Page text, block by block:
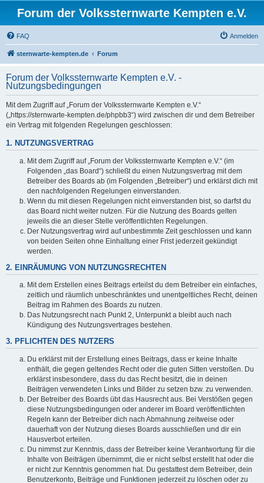
Forum der Volkssternwarte Kempten e.V.
FAQ Anmelden
sternwarte-kempten.de Forum
Forum der Volkssternwarte Kempten e.V. -
Nutzungsbedingungen
Mit dem Zugriff auf „Forum der Volkssternwarte Kempten e.V.“
(„https://sternwarte-kempten.de/phpbb3“) wird zwischen dir und dem Betreiber
ein Vertrag mit folgenden Regelungen geschlossen:
1. NUTZUNGSVERTRAG
Mit dem Zugriff auf „Forum der Volkssternwarte Kempten e.V.“ (im
Folgenden „das Board“) schließt du einen Nutzungsvertrag mit dem
Betreiber des Boards ab (im Folgenden „Betreiber“) und erklärst dich mit
den nachfolgenden Regelungen einverstanden.
Wenn du mit diesen Regelungen nicht einverstanden bist, so darfst du
das Board nicht weiter nutzen. Für die Nutzung des Boards gelten
jeweils die an dieser Stelle veröffentlichten Regelungen.
Der Nutzungsvertrag wird auf unbestimmte Zeit geschlossen und kann
von beiden Seiten ohne Einhaltung einer Frist jederzeit gekündigt
werden.
2. EINRÄUMUNG VON NUTZUNGSRECHTEN
Mit dem Erstellen eines Beitrags erteilst du dem Betreiber ein einfaches,
zeitlich und räumlich unbeschränktes und unentgeltliches Recht, deinen
Beitrag im Rahmen des Boards zu nutzen.
Das Nutzungsrecht nach Punkt 2, Unterpunkt a bleibt auch nach
Kündigung des Nutzungsvertrages bestehen.
3. PFLICHTEN DES NUTZERS
Du erklärst mit der Erstellung eines Beitrags, dass er keine Inhalte
enthält, die gegen geltendes Recht oder die guten Sitten verstoßen. Du
erklärst insbesondere, dass du das Recht besitzt, die in deinen
Beiträgen verwendeten Links und Bilder zu setzen bzw. zu verwenden.
Der Betreiber des Boards übt das Hausrecht aus. Bei Verstößen gegen
diese Nutzungsbedingungen oder anderer im Board veröffentlichten
Regeln kann der Betreiber dich nach Abmahnung zeitweise oder
dauerhaft von der Nutzung dieses Boards ausschließen und dir ein
Hausverbot erteilen.
Du nimmst zur Kenntnis, dass der Betreiber keine Verantwortung für die
Inhalte von Beiträgen übernimmt, die er nicht selbst erstellt hat oder die
er nicht zur Kenntnis genommen hat. Du gestattest dem Betreiber, dein
Benutzerkonto, Beiträge und Funktionen jederzeit zu löschen oder zu